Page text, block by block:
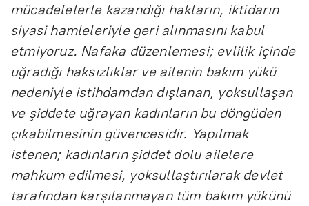
mücadelelerle kazandığı hakların, iktidarın
siyasi hamleleriyle geri alınmasını kabul
etmiyoruz. Nafaka düzenlemesi; evlilik içinde
uğradığı haksızlıklar ve ailenin bakım yükü
nedeniyle istihdamdan dışlanan, yoksullaşan
ve şiddete uğrayan kadınların bu döngüden
çıkabilmesinin güvencesidir. Yapılmak
istenen; kadınların şiddet dolu ailelere
mahkum edilmesi, yoksullaştırılarak devlet
tarafından karşılanmayan tüm bakım yükünü